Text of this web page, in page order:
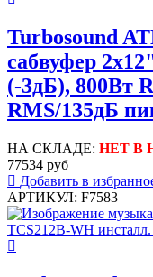
Turbosound
сабвуфер
(-3дБ), 800Вт
RMS/135дБ
НА СКЛАДЕ: НЕТ В
77534 руб
Добавить в
АРТИКУЛ: F7583